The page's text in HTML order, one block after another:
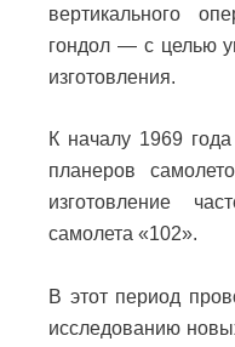
вертикального
гондол — с целью
изготовления.
К началу 1969
планеров
изготовление
самолета «102».
В этот период
исследованию